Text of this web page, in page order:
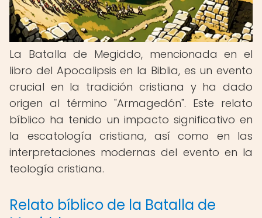
La Batalla de Megiddo, mencionada en el
libro del Apocalipsis en la Biblia, es un evento
crucial en la tradición cristiana y ha dado
origen al término "Armagedón". Este relato
bíblico ha tenido un impacto significativo en
la escatología cristiana, así como en las
interpretaciones modernas del evento en la
teología cristiana.
Relato bíblico de la Batalla de